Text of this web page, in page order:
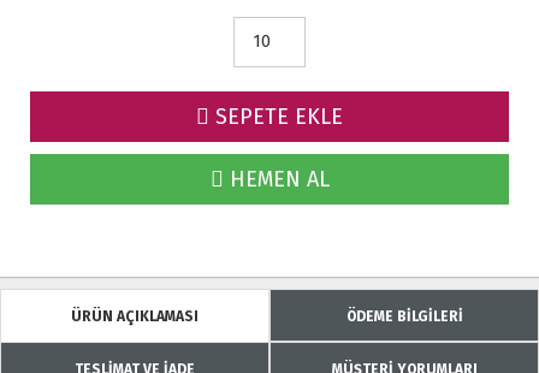
SEPETE EKLE
HEMEN AL
ÜRÜN AÇIKLAMASI ÖDEME BİLGİLERİ
TESLİMAT VE İADE MÜŞTERİ YORUMLARI